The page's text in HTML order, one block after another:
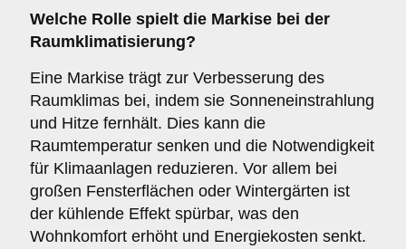
Welche Rolle spielt die Markise bei der
Raumklimatisierung?
Eine Markise trägt zur Verbesserung des
Raumklimas bei, indem sie Sonneneinstrahlung
und Hitze fernhält. Dies kann die
Raumtemperatur senken und die Notwendigkeit
für Klimaanlagen reduzieren. Vor allem bei
großen Fensterflächen oder Wintergärten ist
der kühlende Effekt spürbar, was den
Wohnkomfort erhöht und Energiekosten senkt.